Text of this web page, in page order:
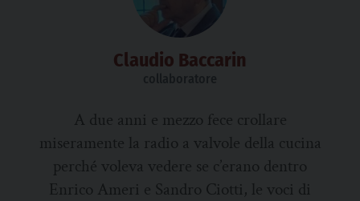
Claudio Baccarin
A due anni e mezzo fece crollare
miseramente la radio a valvole della cucina
perché voleva vedere se c’erano dentro
Enrico Ameri e Sandro Ciotti, le voci di